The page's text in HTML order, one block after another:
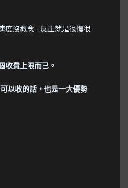
度沒概念....反正就是很慢很
收費上限而已。
以收的話，也是一大優勢